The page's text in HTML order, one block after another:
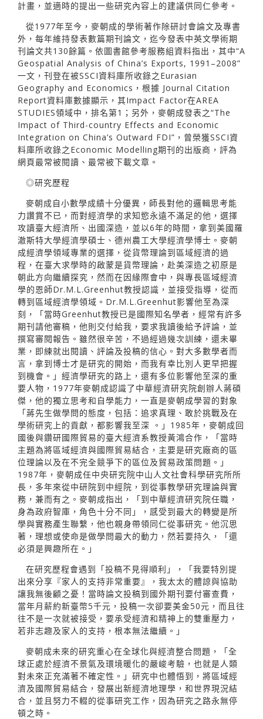
計畫，並適時的提出一些研究內容上的建議供同仁參考。
從1977年至今，麥朝成的學術著作除研討會論文及專書
外，每年維持發表數篇期刊論文，迄今發表中英文學術期
刊論文共130餘篇。依圖書館參考服務組資料指出，其中“A
Geospatial Analysis of China’s Exports, 1991–2008”
一文，刊登在被SSCI資料庫所收錄之Eurasian
Geography and Economics，根據 Journal Citation
Report資料庫數據顯示，其Impact Factor在AREA
STUDIES領域中，排名第1；另外，麥朝成發表之“The
Impact of Third-country Effects and Economic
Integration on China’s Outward FDI”，曾榮獲SSCI資
料庫所收錄之Economic Modelling期刊的出版商，評為
網頁最常被閱讀、最常被下載文章。
◎研究歷程
麥朝成自小數學成績十分優異，師長對他的邏輯思考能
力讚賞不已，而對經濟學的求知慾永遠不滿足的他，選擇
攻讀臺大經濟所、出國深造，並以6年的時間，拿到美國羅
澈斯特大學經濟學碩士、德州農工大學經濟學博士。麥朝
成經濟學領域專業的選擇，從貨幣理論到區域經濟的過
程，在臺大求學時的啟蒙是貨幣理論，赴美深造之初原是
朝此方向繼續探究，然而在因緣際會中，與專長區域經濟
學的恩師Dr.M.L.Greenhut教授認識，並接受指導，從而
轉到區域經濟學領域。Dr.M.L.Greenhut影響他至為深
刻，「當時Greenhut教授已是國際知名學者，經常有許多
期刊請他審稿，他則交付給我，要求我讀後給予評論，並
撰寫審閱報告。雖然很辛苦，不過經過幾次訓練，還未畢
業，即練就出閱讀、評論及投稿的信心。對大多數學者而
言，拿到博士才是研究的開始，而我有幸比別人更早把握
到機會。」經濟學研究的路上，還有多位影響他至深的重
要人物，1977年麥朝成認識了中華經濟研究院創辦人蔣碩
傑，他的獨立思考和自學能力，一直是麥朝成學習的對象
「蔣先生做學問的態度，包括：追求真理、敢於挑戰及在
學術研究上的貢獻，都影響我至深 。」1985年，麥朝成回
國後與鑽研國際貿易的臺大經濟系教授黃鴻合作，「當時
主題為將區域經濟與國際貿易結合，主要是研究廠商的區
位理論以及在不完全競爭下的區位及貿易政策問題。」
1987年，麥朝成任中央研究院中山人文社會科學研究所所
長，多年來從中研院到中經院，到從事教學研究理論與實
務，兼而有之。麥朝成指出，「到中華經濟研究院任職，
身為政府智庫，角色十分不同」，感受到最大的轉變是所
學與實務產生聯繫，他也親身帶領同仁從事研究。他沉思
著，理想或使命是做學問最大的動力，然若要持久，「還
必須是興趣所在。」
在研究歷程會遇到「投稿不見得順利」，「我要特別提
出來分享『家人的支持非常重要』，我太太的體諒與協助
讓我無後顧之憂！當時論文投稿到國外期刊要付審查費，
當年月薪約新臺幣5千元，投稿一次卻要美金50元，而且往
往不是一次就被接受，要承受經濟和精神上的雙重壓力，
若非志趣及家人的支持，根本無法繼續。」
麥朝成未來的研究重心在全球化與經濟整合問題，「全
球正處於經濟不景氣及環境暖化的嚴峻考驗，也就是人類
對未來正充滿著不確定性。」研究中也體悟到，將區域經
濟及國際貿易結合，發展出新經濟地理學，和世界現況結
合，並且努力不輟的從事研究工作，因為研究之路永無停
頓之時。